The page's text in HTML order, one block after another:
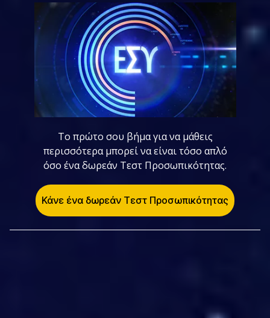
Το πρώτο σου βήμα για να μάθεις
περισσότερα μπορεί να είναι τόσο απλό
όσο ένα δωρεάν Τεστ Προσωπικότητας.
Κάνε ένα δωρεάν Τεστ Προσωπικότητας